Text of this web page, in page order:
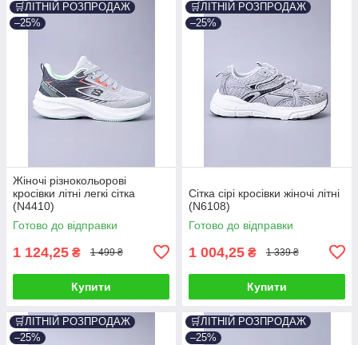
🛒ЛІТНІЙ РОЗПРОДАЖ
–25%
Жіночі різнокольорові
кросівки літні легкі сітка
(N4410)
Готово до відправки
1 124,25 ₴ 1 499 ₴
Купити
🛒ЛІТНІЙ РОЗПРОДАЖ
–25%
Сітка сірі кросівки жіночі літні
(N6108)
Готово до відправки
1 004,25 ₴ 1 339 ₴
Купити
🛒ЛІТНІЙ РОЗПРОДАЖ
–25%
🛒ЛІТНІЙ РОЗПРОДАЖ
–25%